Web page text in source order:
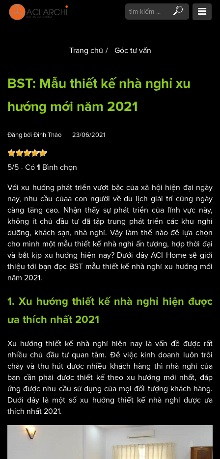
Trang chủ Góc tư vấn
BST: Mẫu thiết kế nhà nghỉ xu
hướng mới năm 2021
Đăng bởi Đinh Thảo 23/06/2021
5/5 - Có 1 Bình chọn
Với xu hướng phát triển vượt bậc của xã hội hiện đại ngày
nay, nhu cầu củaa con người về du lịch giải trí cũng ngày
càng tăng cao. Nhận thấy sự phát triển của lĩnh vực này,
không ít chủ đầu tư đã tập trung phát triển các khu nghỉ
dưỡng, khách sạn, nhà nghỉ. Vậy làm thế nào để lựa chọn
cho mình một mẫu thiết kế nhà nghỉ ấn tượng, hợp thời đại
và bắt kịp xu hướng hiện nay? Dưới đây ACI Home sẽ giới
thiệu tới bạn đọc BST mẫu thiết kế nhà nghỉ xu hướng mới
năm 2021.
1. Xu hướng thiết kế nhà nghỉ hiện được
ưa thích nhất 2021
Xu hướng thiết kế nhà nghỉ hiện nay là vấn đề được rất
nhiều chủ đầu tư quan tâm. Để việc kinh doanh luôn trôi
chảy và thu hút được nhiều khách hàng thì nhà nghỉ của
bạn cần phải được thiết kế theo xu hướng mới nhất, đáp
ứng được nhu cầu sử dụng của mọi đối tượng khách hàng.
Dưới đây là một số xu hướng thiết kế nhà nghỉ được ưa
thích nhất 2021.